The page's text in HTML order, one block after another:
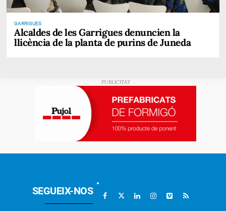
GARRIGUES
Alcaldes de les Garrigues denuncien la
llicència de la planta de purins de Juneda
SEGUEIX-NOS